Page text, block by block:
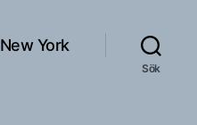
New York
Sök